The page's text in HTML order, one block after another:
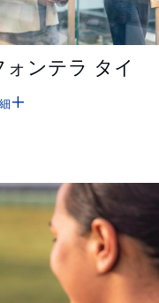
ォンテラ タイ